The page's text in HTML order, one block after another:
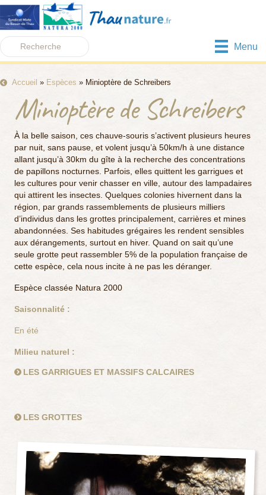
Menu
Accueil » Espèces » Minioptère de Schreibers
Minioptère de Schreibers
À la belle saison, ces chauve-souris s’activent plusieurs heures
par nuit, sans pause, et volent jusqu’à 50km/h à une distance
allant jusqu’à 30km du gîte à la recherche des concentrations
de papillons nocturnes. Parfois, elles quittent les garrigues et
les cultures pour venir chasser en ville, autour des lampadaires
qui attirent les insectes. Quelques colonies hivernent dans la
région, par grands rassemblements de plusieurs milliers
d’individus dans les grottes principalement, carrières et mines
abandonnées. Ses habitudes grégaires les rendent sensibles
aux dérangements, surtout en hiver. Quand on sait qu’une
seule grotte peut rassembler 5% de la population française de
cette espèce, cela nous incite à ne pas les déranger.
Espèce classée Natura 2000
Saisonnalité :
En été
Milieu naturel :
LES GARRIGUES ET MASSIFS CALCAIRES
LES GROTTES